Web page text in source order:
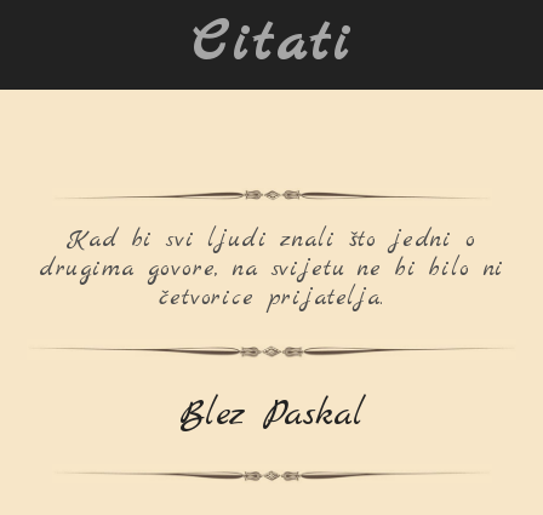
Citati
Kad bi svi ljudi znali što jedni o
drugima govore, na svijetu ne bi bilo ni
četvorice prijatelja.
Blez Paskal